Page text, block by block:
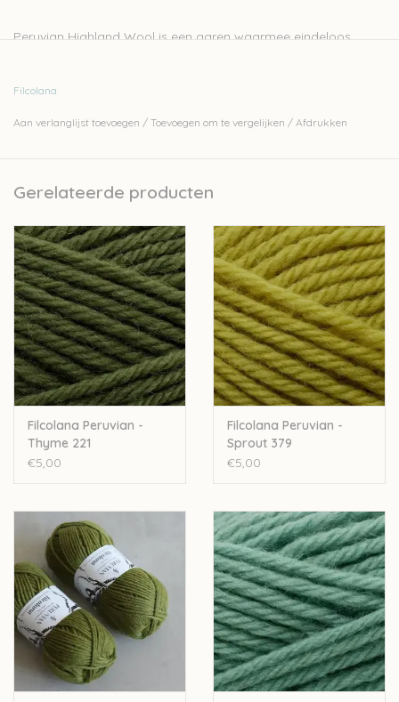
Peruvian Highland Wool is een garen waarmee eindeloos
kleurwerk mee.
- naalden: 4-5 mm
- handwas, met een scheutje
Eucalan
Let op: de kleur op beeld kan afwijken van de werkelijke kleur.
Filcolana
Aan verlanglijst toevoegen / Toevoegen om te vergelijken / Afdrukken
Gerelateerde producten
Filcolana Peruvian -
Thyme 221
€5,00
Filcolana Peruvian -
Sprout 379
€5,00